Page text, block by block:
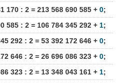
170 : 2 = 213 568 690 585 + 0;
585 : 2 = 106 784 345 292 + 1;
292 : 2 = 53 392 172 646 + 0;
646 : 2 = 26 696 086 323 + 0;
323 : 2 = 13 348 043 161 + 1;